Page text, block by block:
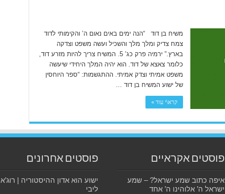
משיח בן דוד “הנה ימים באים נאום ה’ והקימותי לדוד
צמח צדיק ומלך מלך והשכיל ועשה משפט וצדקה
בארץ.” ירמיה פרק כג’ 5. המשיח צריך להיות מזרע דוד,
כלומר צאצא של דוד. הוא יהיה המלך היחידי שיעשה
משפט אמיתי וצדק אמיתי. ההתגשמות: “ספר היוחסין
של ישוע המשיח בן דוד …
קרא\י עוד »
פוסטים אקראיים
איפה כתוב שמע ישראל? – שמע
ישראל ה’ אלוהינו ה’ אחד
פוסטים אחרונים
ישוע הוא אדון ההיסטוריה | רוג’א
ליבי